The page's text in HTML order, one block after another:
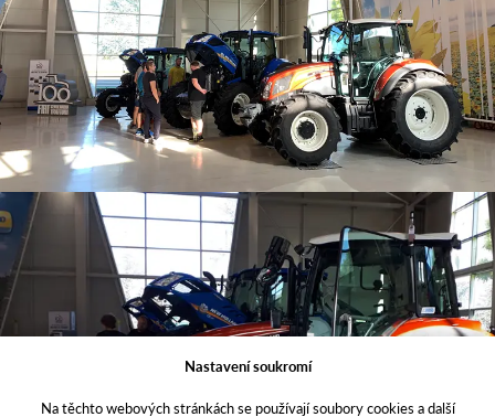
Nastavení soukromí
Na těchto webových stránkách se používají soubory cookies a další